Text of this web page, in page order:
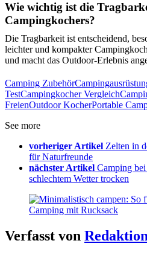
Wie wichtig ist die
Campingkochers?
Die Tragbarkeit ist entscheidend,
leichter und kompakter
und macht das Outdoor-Erlebnis
Camping Zubehör
TestCampingkocher Vergleich
FreienOutdoor KocherPortable
See more
vorheriger Artikel Zelten in
für Naturfreunde
nächster Artikel Camping
schlechtem Wetter trocken
Verfasst von Redaktion